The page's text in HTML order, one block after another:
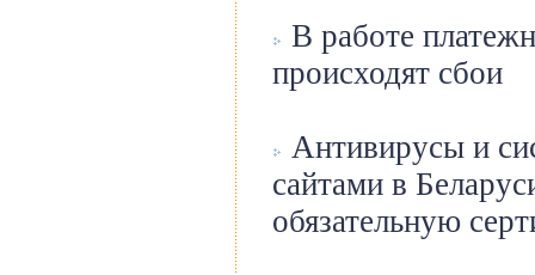
В работе
происходят сбои
Антивирусы и
сайтами в
обязательную